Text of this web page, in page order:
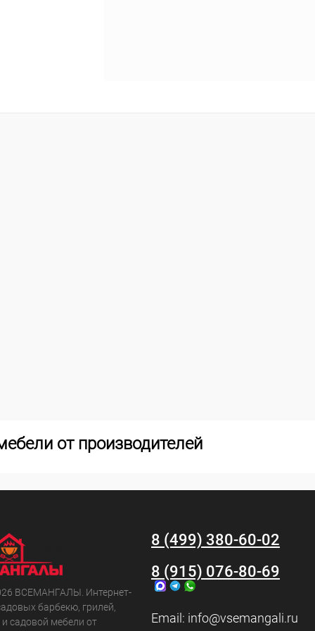
от производителей
ВСЕМАНГАЛЫ. Интернет-
барбекю, грилей,
садовой мебели от
8 (499) 380-60-02
8 (915) 076-80-69
Email: info@vsemangali.ru